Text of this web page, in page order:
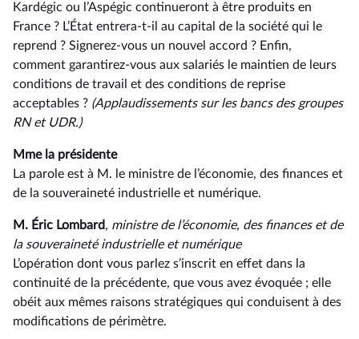
Kardégic ou l’Aspégic continueront à être produits en
France ? L’État entrera-t-il au capital de la société qui le
reprend ? Signerez-vous un nouvel accord ? Enfin,
comment garantirez-vous aux salariés le maintien de leurs
conditions de travail et des conditions de reprise
acceptables ? (Applaudissements sur les bancs des groupes
RN et UDR.)
Mme la présidente
La parole est à M. le ministre de l’économie, des finances et
de la souveraineté industrielle et numérique.
M. Éric Lombard, ministre de l’économie, des finances et de
la souveraineté industrielle et numérique
L’opération dont vous parlez s’inscrit en effet dans la
continuité de la précédente, que vous avez évoquée ; elle
obéit aux mêmes raisons stratégiques qui conduisent à des
modifications de périmètre.